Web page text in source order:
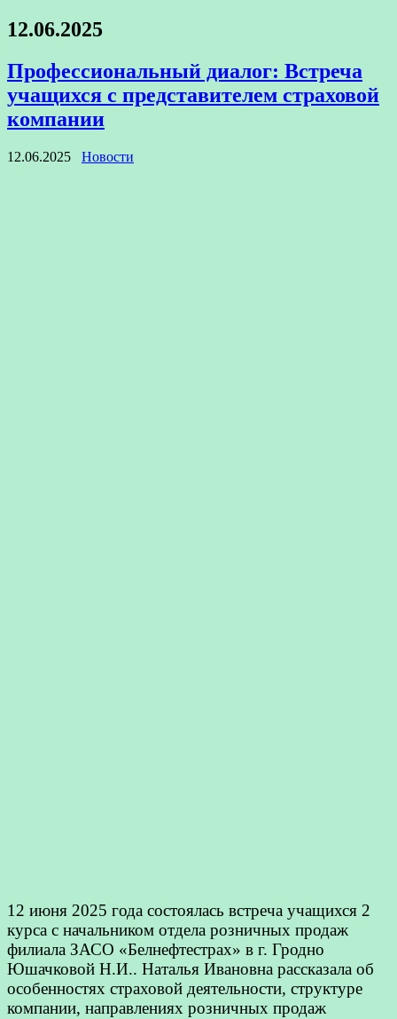
12.06.2025
Профессиональный диалог: Встреча
учащихся с представителем страховой
компании
12.06.2025 Новости
12 июня 2025 года состоялась встреча учащихся 2
курса с начальником отдела розничных продаж
филиала ЗАСО «Белнефтестрах» в г. Гродно
Юшачковой Н.И.. Наталья Ивановна рассказала об
особенностях страховой деятельности, структуре
компании, направлениях розничных продаж